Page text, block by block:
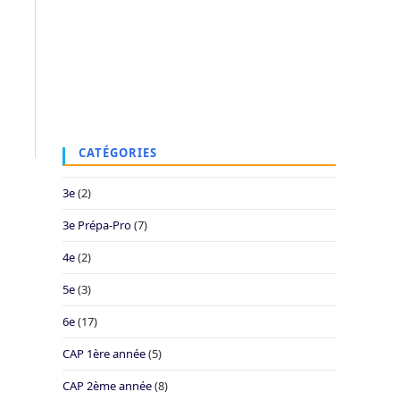
CATÉGORIES
3e(2)
3e Prépa-Pro(7)
4e(2)
5e(3)
6e(17)
CAP 1ère année(5)
CAP 2ème année(8)